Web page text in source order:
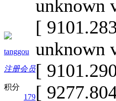
tanggou
注册会员
积分
179
unknown
[
unknown
[
[